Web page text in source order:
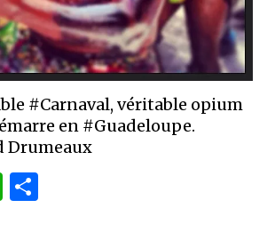
#Carnaval, véritable opium
en #Guadeloupe.
Drumeaux
WhatsApp